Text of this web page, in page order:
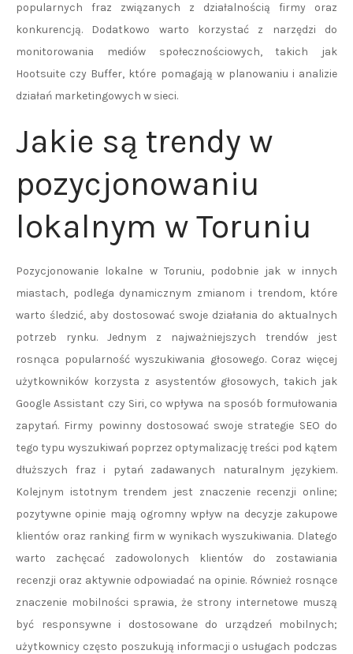
popularnych fraz związanych z działalnością firmy oraz
konkurencją. Dodatkowo warto korzystać z narzędzi do
monitorowania mediów społecznościowych, takich jak
Hootsuite czy Buffer, które pomagają w planowaniu i analizie
działań marketingowych w sieci.
Jakie są trendy w
pozycjonowaniu
lokalnym w Toruniu
Pozycjonowanie lokalne w Toruniu, podobnie jak w innych
miastach, podlega dynamicznym zmianom i trendom, które
warto śledzić, aby dostosować swoje działania do aktualnych
potrzeb rynku. Jednym z najważniejszych trendów jest
rosnąca popularność wyszukiwania głosowego. Coraz więcej
użytkowników korzysta z asystentów głosowych, takich jak
Google Assistant czy Siri, co wpływa na sposób formułowania
zapytań. Firmy powinny dostosować swoje strategie SEO do
tego typu wyszukiwań poprzez optymalizację treści pod kątem
dłuższych fraz i pytań zadawanych naturalnym językiem.
Kolejnym istotnym trendem jest znaczenie recenzji online;
pozytywne opinie mają ogromny wpływ na decyzje zakupowe
klientów oraz ranking firm w wynikach wyszukiwania. Dlatego
warto zachęcać zadowolonych klientów do zostawiania
recenzji oraz aktywnie odpowiadać na opinie. Również rosnące
znaczenie mobilności sprawia, że strony internetowe muszą
być responsywne i dostosowane do urządzeń mobilnych;
użytkownicy często poszukują informacji o usługach podczas